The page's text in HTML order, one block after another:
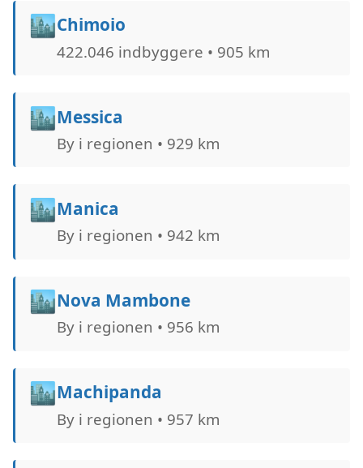
🏙️Chimoio
422.046 indbyggere • 905 km
🏙️Messica
By i regionen • 929 km
🏙️Manica
By i regionen • 942 km
🏙️Nova Mambone
By i regionen • 956 km
🏙️Machipanda
By i regionen • 957 km